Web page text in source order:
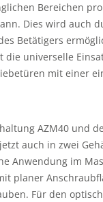
Bereichen
Dies wird auch
Betätigers
die universelle
mit einer
AZM40 und
auch in zwei
Anwendung im
planer
Für den